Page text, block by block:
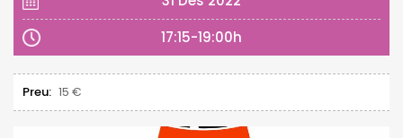
17:15-19:00h
Preu: 15 €